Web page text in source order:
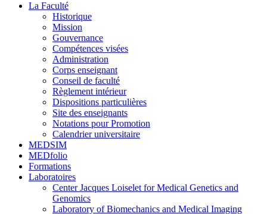
La Faculté
Historique
Mission
Gouvernance
Compétences visées
Administration
Corps enseignant
Conseil de faculté
Règlement intérieur
Dispositions particulières
Site des enseignants
Notations pour Promotion
Calendrier universitaire
MEDSIM
MEDfolio
Formations
Laboratoires
Center Jacques Loiselet for Medical Genetics and
Genomics
Laboratory of Biomechanics and Medical Imaging